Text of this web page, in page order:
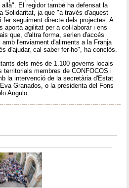
El regidor també ha defensat la
Solidaritat, ja que "a través d'aquest
fer seguiment directe dels projectes. A
aporta agilitat per a col·laborar i ens
que, d'altra forma, serien d'accés
l'enviament d'aliments a la Franja
d'ajudar, cal saber fer-ho", ha conclòs.
dels més de 1.100 governs locals
territorials membres de CONFOCOS i
la intervenció de la secretària d'Estat
Granados, o la presidenta del Fons
Angulo.